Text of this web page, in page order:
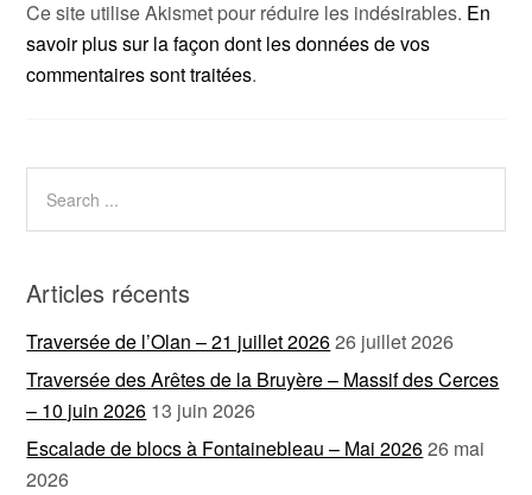
Ce site utilise Akismet pour réduire les indésirables. En
savoir plus sur la façon dont les données de vos
commentaires sont traitées.
Articles récents
Traversée de l’Olan – 21 juillet 202626 juillet 2026
Traversée des Arêtes de la Bruyère – Massif des Cerces
– 10 juin 2026 13 juin 2026
Escalade de blocs à Fontainebleau – Mai 202626 mai
2026